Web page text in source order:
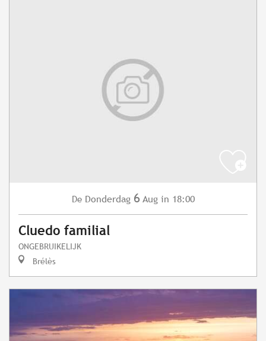
De Donderdag 6 Aug in 18:00
Cluedo familial
ONGEBRUIKELIJK
Brélès